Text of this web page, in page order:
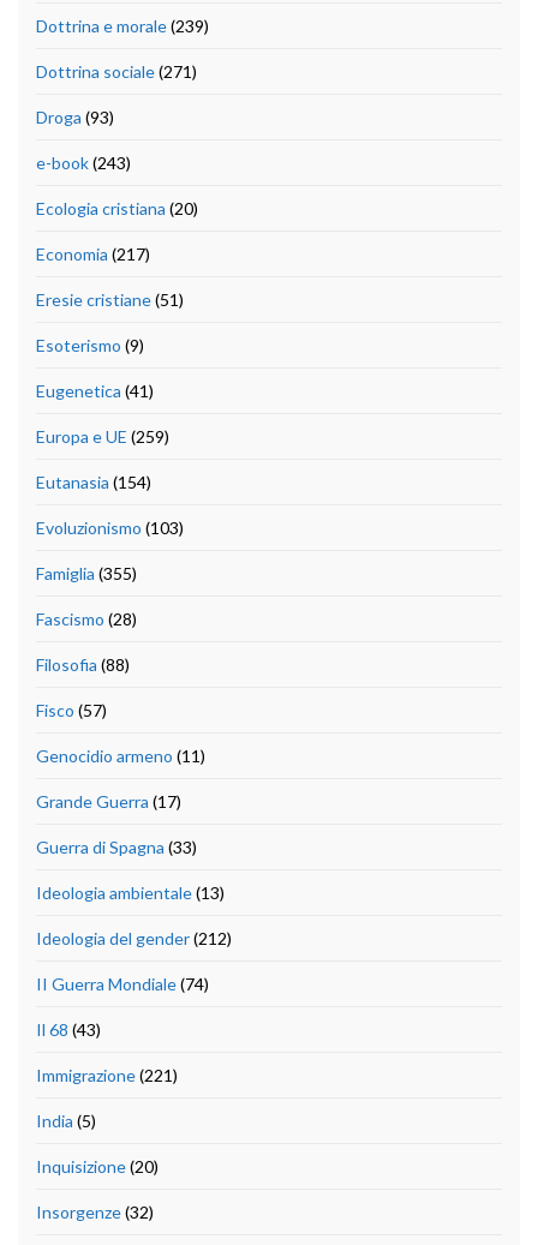
Dottrina e morale(239)
Dottrina sociale(271)
Droga (93)
e-book(243)
Ecologia cristiana (20)
Economia (217)
Eresie cristiane(51)
Esoterismo (9)
Eugenetica (41)
Europa e UE (259)
Eutanasia (154)
Evoluzionismo (103)
Famiglia (355)
Fascismo (28)
Filosofia (88)
Fisco (57)
Genocidio armeno (11)
Grande Guerra (17)
Guerra di Spagna (33)
Ideologia ambientale(13)
Ideologia del gender(212)
II Guerra Mondiale(74)
Il 68 (43)
Immigrazione(221)
India (5)
Inquisizione(20)
Insorgenze(32)